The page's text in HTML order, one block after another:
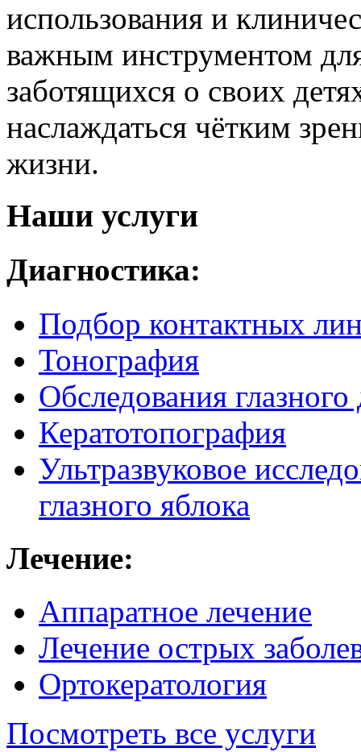
использования и
важным инструментом
заботящихся о своих
наслаждаться чётким
жизни.
Наши услуги
Диагностика:
Подбор контактных
Тонография
Обследования
Кератотопография
Ультразвуковое
глазного яблока
Лечение:
Аппаратное лечение
Лечение острых
Ортокератология
Посмотреть все услуги